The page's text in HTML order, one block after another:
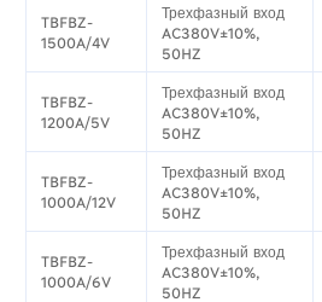
TBFBZ-
1500A/4V
Трехфазный вход
AC380V±10%,
50HZ
TBFBZ-
1200A/5V
Трехфазный вход
AC380V±10%,
50HZ
TBFBZ-
1000A/12V
Трехфазный вход
AC380V±10%,
50HZ
TBFBZ-
1000A/6V
Трехфазный вход
AC380V±10%,
50HZ